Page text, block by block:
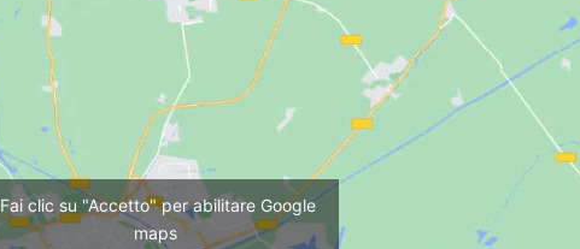
Fai clic su "Accetto" per abilitare Google
maps